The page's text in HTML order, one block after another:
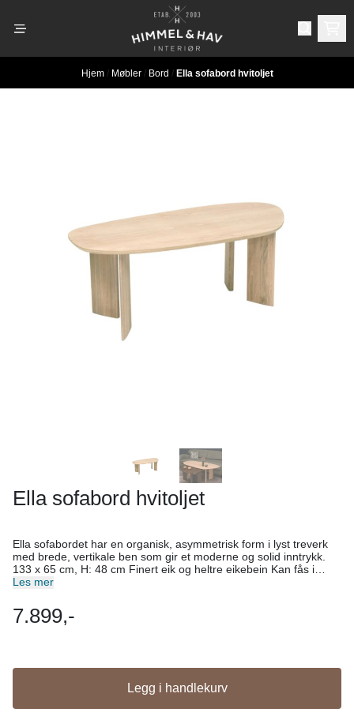
Hjem / Møbler / Bord / Ella sofabord hvitoljet
Ella sofabord hvitoljet
Ella sofabordet har en organisk, asymmetrisk form i lyst treverk
med brede, vertikale ben som gir et moderne og solid inntrykk.
133 x 65 cm, H: 48 cm Finert eik og heltre eikebein Kan fås i
hvitpigmentert og mocca farge.
Les mer
7.899,-
Legg i handlekurv